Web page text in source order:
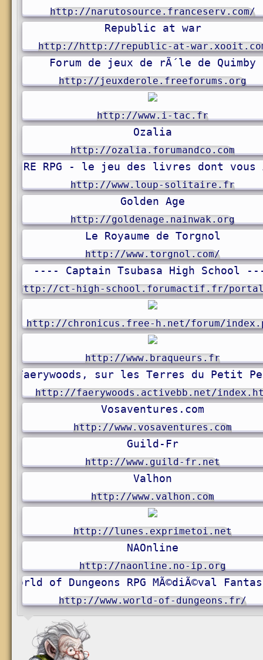
http://narutosource.franceserv.com/
Republic at war
http://http://republic-at-
Forum de jeux de rÃ´le de Quimby
http://jeuxderole.freeforums.org
http://www.i-tac.fr
Ozalia
http://ozalia.forumandco.com
RPG - le jeu des livres dont
http://www.loup-solitaire.fr
Golden Age
http://goldenage.nainwak.org
Le Royaume de Torgnol
http://www.torgnol.com/
---- Captain Tsubasa High School
http://ct-high-school.forumactif.fr/
http://chronicus.free-h.net/forum/
http://www.braqueurs.fr
Faerywoods, sur les Terres du Petit
http://faerywoods.activebb.net/
Vosaventures.com
http://www.vosaventures.com
Guild-Fr
http://www.guild-fr.net
Valhon
http://www.valhon.com
http://lunes.exprimetoi.net
NAOnline
http://naonline.no-ip.org
World of Dungeons RPG MÃ©diÃ©val
http://www.world-of-dungeons.fr/